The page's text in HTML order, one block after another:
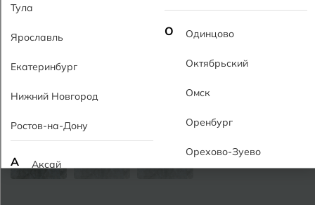
Тула
Ярославль
Екатеринбург
Нижний Новгород
Ростов-на-Дону
А Аксай
О Одинцово
Октябрьский
Омск
Оренбург
Орехово-Зуево